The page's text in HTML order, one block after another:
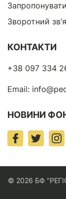
Зворотний
КОНТАКТИ
+38 097 334
Email:
НОВИНИ
© 2026 БФ